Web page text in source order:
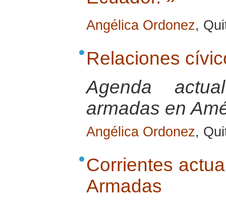
Angélica Ordonez,
Relaciones
Agenda
armadas en
Angélica Ordonez,
Corrientes
Armadas